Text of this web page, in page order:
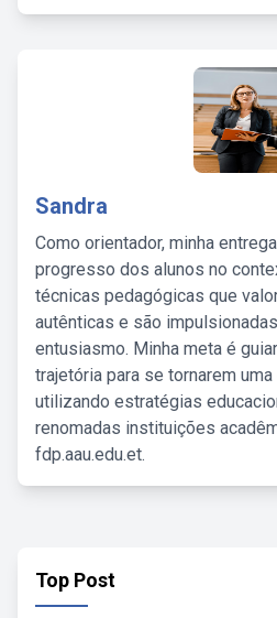
Sandra
Como orientador, minha
progresso dos alunos no
técnicas pedagógicas que
autênticas e são
entusiasmo. Minha meta é
trajetória para se tornarem
utilizando estratégias
renomadas instituições
fdp.aau.edu.et.
Top Post